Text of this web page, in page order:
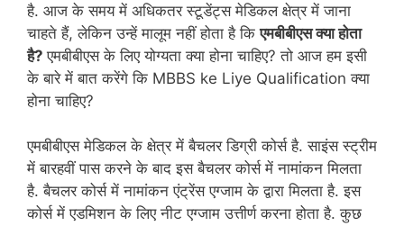
है. आज के समय में अधिकतर स्टूडेंट्स मेडिकल क्षेत्र में जाना
चाहते हैं, लेकिन उन्हें मालूम नहीं होता है किएमबीबीएस क्या होता
है?एमबीबीएस के लिए योग्यता क्या होना चाहिए? तो आज हम इसी
के बारे में बात करेंगे कि MBBS ke Liye Qualification क्या
होना चाहिए?
एमबीबीएस मेडिकल के क्षेत्र में बैचलर डिग्री कोर्स है. साइंस स्ट्रीम
में बारहवीं पास करने के बाद इस बैचलर कोर्स में नामांकन मिलता
है. बैचलर कोर्स में नामांकन एंट्रेंस एग्जाम के द्वारा मिलता है. इस
कोर्स में एडमिशन के लिए नीट एग्जाम उत्तीर्ण करना होता है. कुछ